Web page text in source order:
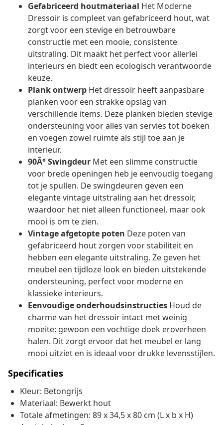
Gefabriceerd houtmateriaal Het Moderne
Dressoir is compleet van gefabriceerd hout, wat
zorgt voor een stevige en betrouwbare
constructie met een mooie, consistente
uitstraling. Dit maakt het perfect voor allerlei
interieurs en biedt een ecologisch verantwoorde
keuze.
Plank ontwerp Het dressoir heeft aanpasbare
planken voor een strakke opslag van
verschillende items. Deze planken bieden stevige
ondersteuning voor alles van servies tot boeken
en voegen zowel ruimte als stijl toe aan je
interieur.
90Â° Swingdeur Met een slimme constructie
voor brede openingen heb je eenvoudig toegang
tot je spullen. De swingdeuren geven een
elegante vintage uitstraling aan het dressoir,
waardoor het niet alleen functioneel, maar ook
mooi is om te zien.
Vintage afgetopte poten Deze poten van
gefabriceerd hout zorgen voor stabiliteit en
hebben een elegante uitstraling. Ze geven het
meubel een tijdloze look en bieden uitstekende
ondersteuning, perfect voor moderne en
klassieke interieurs.
Eenvoudige onderhoudsinstructies Houd de
charme van het dressoir intact met weinig
moeite: gewoon een vochtige doek eroverheen
halen. Dit zorgt ervoor dat het meubel er lang
mooi uitziet en is ideaal voor drukke levensstijlen.
Specificaties
Kleur: Betongrijs
Materiaal: Bewerkt hout
Totale afmetingen: 89 x 34,5 x 80 cm (L x b x H)